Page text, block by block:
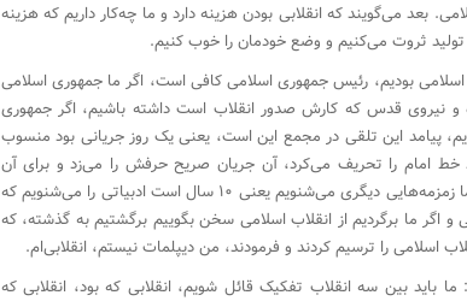
بعد می‌گویند که انقلابی بودن هزینه دارد و ما چه‌کار داریم که هزینه
ثروت می‌کنیم و وضع خودمان را خوب کنیم.
بودیم، رئیس جمهوری اسلامی کافی است، اگر ما جمهوری اسلامی
و نیروی قدس که کارش صدور انقلاب است داشته باشیم، اگر جمهوری
پیامد این تلقی در مجمع این است، یعنی یک روز جریانی بود منسوب
امام را تحریف می‌کرد، آن جریان صریح حرفش را می‌زد و برای آن
تئوری‌پردازی می‌کرد، اما در درون شرایط فعلی ما زمزمه‌هایی دیگری می‌شنویم یعنی ۱۰ سال است ادبیاتی را می‌شنویم که
اگر ما برگردیم از انقلاب اسلامی سخن بگوییم برگشتیم به گذشته، که
اسلامی را ترسیم کردند و فرمودند، من دیپلمات نیستم، انقلابی‌ام.
بین سه انقلاب تفکیک قائل شویم، انقلابی که بود، انقلابی که